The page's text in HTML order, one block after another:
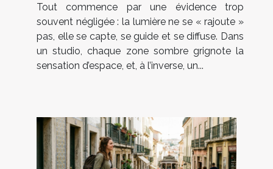
Tout commence par une évidence trop
souvent négligée : la lumière ne se « rajoute »
pas, elle se capte, se guide et se diffuse. Dans
un studio, chaque zone sombre grignote la
sensation d’espace, et, à l’inverse, un...